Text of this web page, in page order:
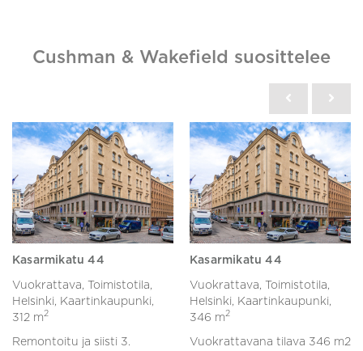
Cushman & Wakefield suosittelee
Kasarmikatu 44
Vuokrattava, Toimistotila,
Helsinki, Kaartinkaupunki,
312 m2
Remontoitu ja siisti 3.
Kasarmikatu 44
Vuokrattava, Toimistotila,
Helsinki, Kaartinkaupunki,
346 m2
Vuokrattavana tilava 346 m2